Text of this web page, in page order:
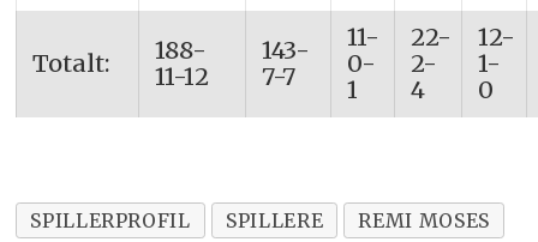
Totalt:
188-
11-12
143-
7-7
11-
0-
1
22-
2-
4
12-
1-
0
SPILLERPROFIL SPILLERE
REMI MOSES